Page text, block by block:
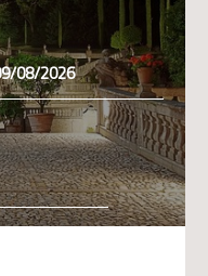
08/2026